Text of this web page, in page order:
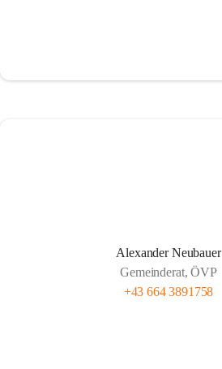
Alexander Neubauer
Gemeinderat, ÖVP
+43 664 3891758